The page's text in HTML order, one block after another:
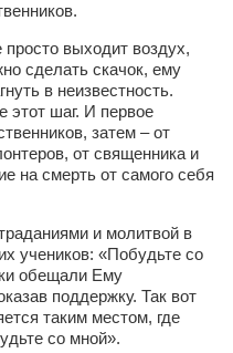
просто выходит воздух,
сделать скачок, ему
в неизвестность.
этот шаг. И первое
затем – от
от священника и
на смерть от самого себя
и молитвой в
учеников: «Побудьте со
обещали Ему
поддержку. Так вот
таким местом, где
со мной».